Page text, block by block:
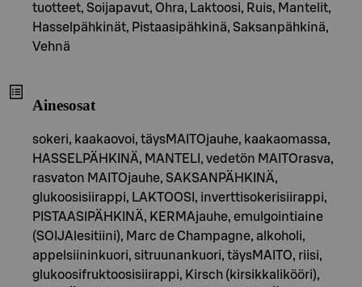
tuotteet, Soijapavut, Ohra, Laktoosi, Ruis, Mantelit,
Hasselpähkinät, Pistaasipähkinä, Saksanpähkinä,
Vehnä
Ainesosat
sokeri, kaakaovoi, täysMAITOjauhe, kaakaomassa,
HASSELPÄHKINÄ, MANTELI, vedetön MAITOrasva,
rasvaton MAITOjauhe, SAKSANPÄHKINÄ,
glukoosisiirappi, LAKTOOSI, inverttisokerisiirappi,
PISTAASIPÄHKINÄ, KERMAjauhe, emulgointiaine
(SOIJAlesitiini), Marc de Champagne, alkoholi,
appelsiininkuori, sitruunankuori, täysMAITO, riisi,
glukoosifruktoosisiirappi, Kirsch (kirsikkalikööri),